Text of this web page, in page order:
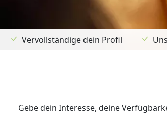
Vervollständige dein Profil
Gebe dein Interesse, deine